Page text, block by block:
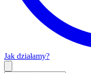
Jak działamy?